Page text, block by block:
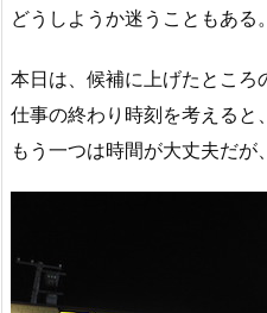
どうしようか迷うこともある。
本日は、候補に上げたところ
仕事の終わり時刻を考えると
もう一つは時間が大丈夫だが